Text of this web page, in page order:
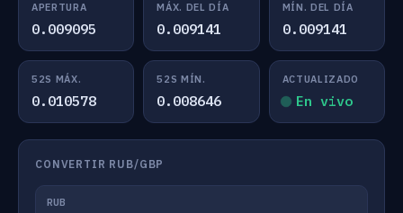
APERTURA
0.009095
MÁX. DEL DÍA
0.009141
MÍN. DEL DÍA
0.009141
52S MÁX.
0.010578
52S MÍN.
0.008646
ACTUALIZADO
En vivo
CONVERTIR RUB/GBP
RUB